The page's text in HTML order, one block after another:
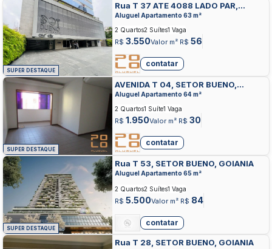
SUPER DESTAQUE
Rua T 37 ATE 4088 LADO PAR,
SETOR BUENO, GOIANIA
Aluguel Apartamento 63 m²
R$ 3.550Valor m² R$ 56
2 Quartos2 Suítes1 Vaga
contatar
SUPER DESTAQUE
AVENIDA T 04, SETOR BUENO,
GOIANIA
Aluguel Apartamento 64 m²
R$ 1.950Valor m² R$ 30
2 Quartos1 Suíte1 Vaga
contatar
SUPER DESTAQUE
Rua T 53, SETOR BUENO, GOIANIA
Aluguel Apartamento 65 m²
R$ 5.500Valor m² R$ 84
2 Quartos2 Suítes1 Vaga
contatar
Rua T 28, SETOR BUENO, GOIANIA